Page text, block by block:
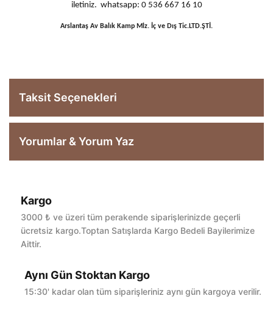
iletiniz. whatsapp: 0 536 667 16 10
Arslantaş Av Balık Kamp Mlz. İç ve Dış Tic.LTD.ŞTİ.
Taksit Seçenekleri
Yorumlar & Yorum Yaz
Bu ürüne ilk yorumu siz yapın!
Kargo
3000 ₺ ve üzeri tüm perakende siparişlerinizde geçerli
ücretsiz kargo.Toptan Satışlarda Kargo Bedeli Bayilerimize
Aittir.
Aynı Gün Stoktan Kargo
15:30' kadar olan tüm siparişleriniz aynı gün kargoya verilir.